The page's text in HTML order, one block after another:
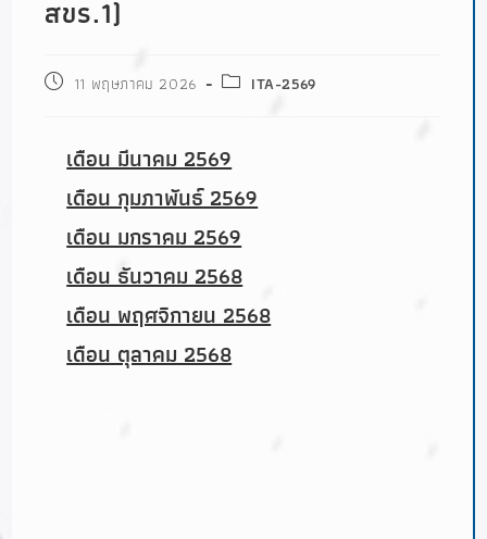
สขร.1)
11 พฤษภาคม 2026 ITA-2569
เดือน มีนาคม 2569
เดือน กุมภาพันธ์ 2569
เดือน มกราคม 2569
เดือน ธันวาคม 2568
เดือน พฤศจิกายน 2568
เดือน ตุลาคม 2568